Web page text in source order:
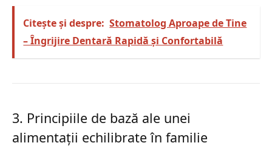
Citește și despre: Stomatolog Aproape de Tine
– Îngrijire Dentară Rapidă și Confortabilă
3. Principiile de bază ale unei
alimentații echilibrate în familie